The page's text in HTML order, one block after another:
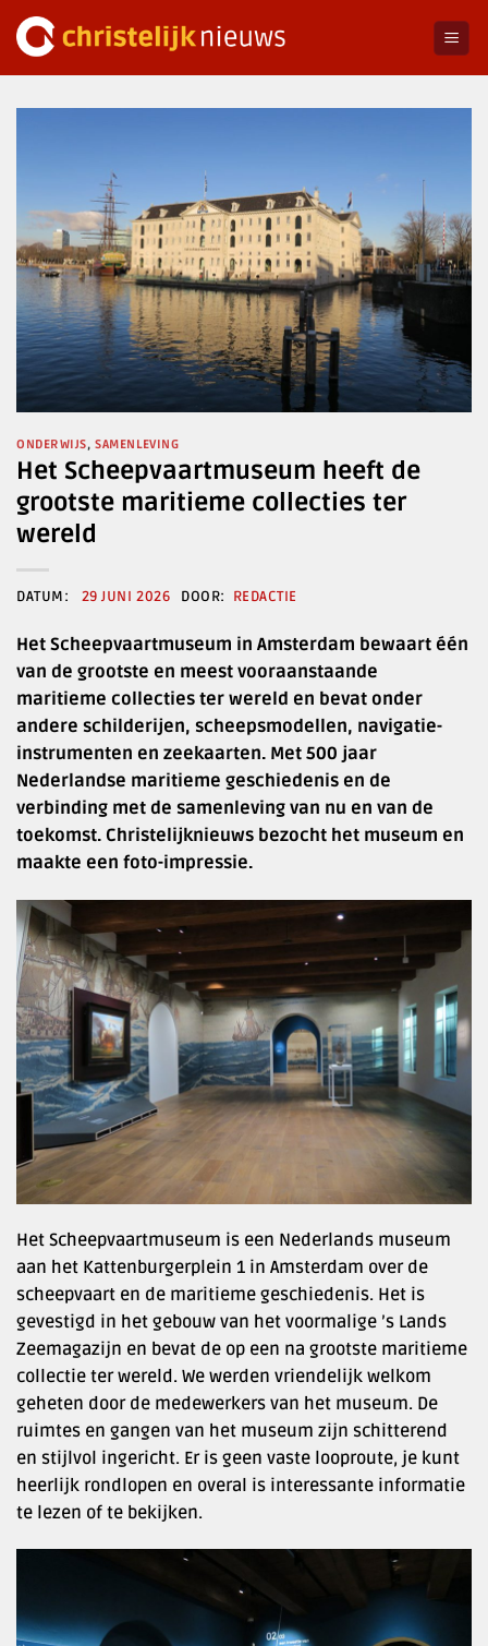
naar
ONDERWIJS,SAMENLEVING
Het Scheepvaartmuseum heeft de
grootste maritieme collecties ter
wereld
29 JUNI 2026 REDACTIE
Het Scheepvaartmuseum in Amsterdam bewaart één
van de grootste en meest vooraanstaande
maritieme collecties ter wereld en bevat onder
andere schilderijen, scheepsmodellen, navigatie-
instrumenten en zeekaarten. Met 500 jaar
Nederlandse maritieme geschiedenis en de
verbinding met de samenleving van nu en van de
toekomst. Christelijknieuws bezocht het museum en
maakte een foto-impressie.
Het Scheepvaartmuseum is een Nederlands museum
aan het Kattenburgerplein 1 in Amsterdam over de
scheepvaart en de maritieme geschiedenis. Het is
gevestigd in het gebouw van het voormalige ’s Lands
Zeemagazijn en bevat de op een na grootste maritieme
collectie ter wereld. We werden vriendelijk welkom
geheten door de medewerkers van het museum. De
ruimtes en gangen van het museum zijn schitterend
en stijlvol ingericht. Er is geen vaste looproute, je kunt
heerlijk rondlopen en overal is interessante informatie
te lezen of te bekijken.